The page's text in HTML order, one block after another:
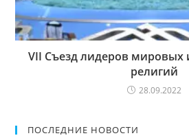
VII Съезд лидеров мировых
религий
28.09.2022
ПОСЛЕДНИЕ НОВОСТИ